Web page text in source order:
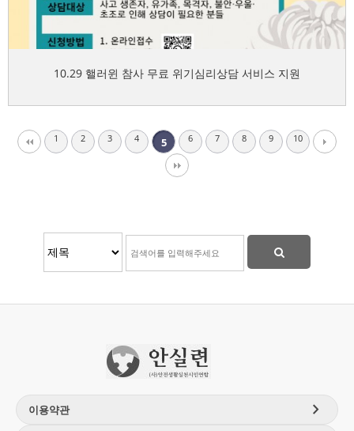
10.29 핼러윈 참사 무료 위기심리상담 서비스 지원
1 2 3 4 5 6 7 8 9 10
이용약관
chevron_right